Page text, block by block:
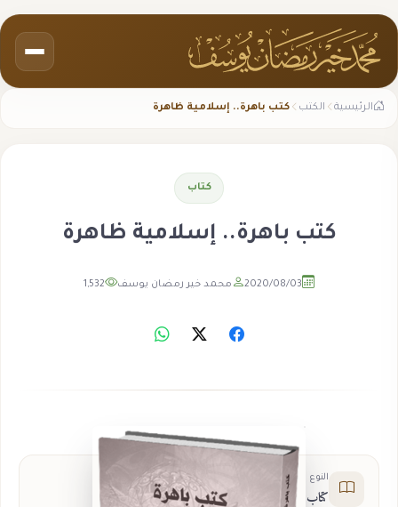
الرئيسية الكتب كتب باهرة.. إسلامية ظاهرة
كتاب
كتب باهرة.. إسلامية ظاهرة
2020/08/03 محمد خير رمضان يوسف 1,532
النوع
كتاب